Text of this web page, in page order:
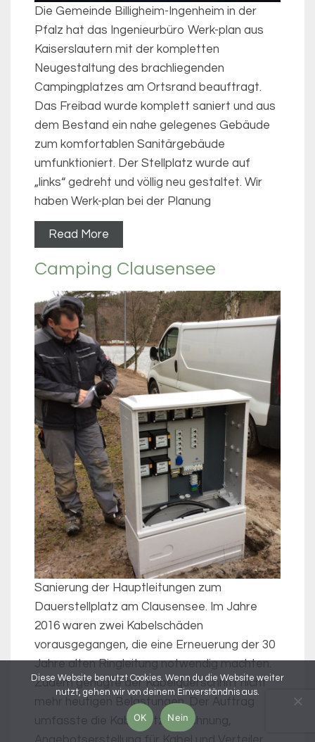
Die Gemeinde Billigheim-Ingenheim in der
Pfalz hat das Ingenieurbüro Werk-plan aus
Kaiserslautern mit der kompletten
Neugestaltung des brachliegenden
Campingplatzes am Ortsrand beauftragt.
Das Freibad wurde komplett saniert und aus
dem Bestand ein nahe gelegenes Gebäude
zum komfortablen Sanitärgebäude
umfunktioniert. Der Stellplatz wurde auf
„links“ gedreht und völlig neu gestaltet. Wir
haben Werk-plan bei der Planung
Read More
Camping Clausensee
Sanierung der Hauptleitungen zum
Dauerstellplatz am Clausensee. Im Jahre
2016 waren zwei Kabelschäden
vorausgegangen, die eine Erneuerung der 30
Jahre alten Ringleitung notwendig machten.
Zudem genügte der Kabelquerschnitt nicht
mehr heutigen Belastungen. Der Auftrag
umfasste die Kabelnetzberechnung,
Diese Website benutzt Cookies. Wenn du die Website weiter
nutzt, gehen wir von deinem Einverständnis aus.
OK Nein